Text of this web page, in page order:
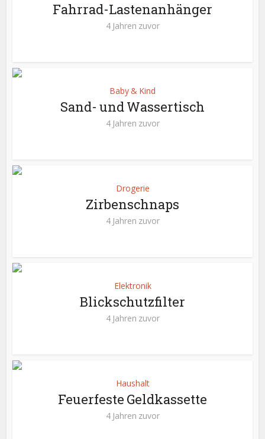
Fahrrad-Lastenanhänger
4 Jahren zuvor
Baby & Kind
Sand- und Wassertisch
4 Jahren zuvor
Drogerie
Zirbenschnaps
4 Jahren zuvor
Elektronik
Blickschutzfilter
4 Jahren zuvor
Haushalt
Feuerfeste Geldkassette
4 Jahren zuvor